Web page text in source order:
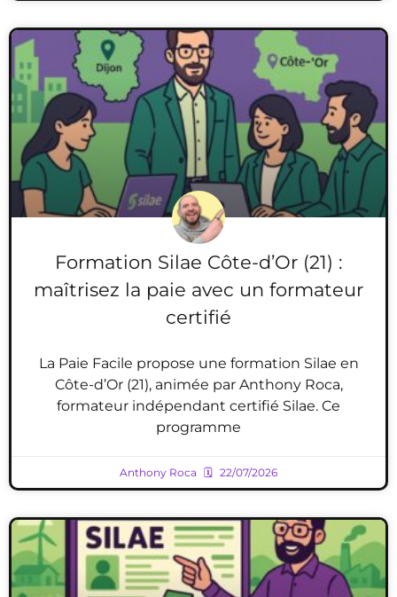
Formation Silae Côte-d’Or (21) :
maîtrisez la paie avec un formateur
certifié
La Paie Facile propose une formation Silae en
Côte-d’Or (21), animée par Anthony Roca,
formateur indépendant certifié Silae. Ce
programme
Anthony Roca 22/07/2026